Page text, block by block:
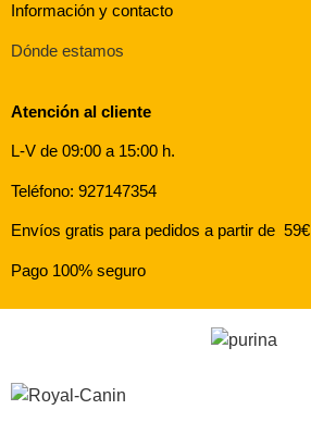
Información y contacto
Dónde estamos
Atención al cliente
L-V de 09:00 a 15:00 h.
Teléfono: 927147354
Envíos gratis para pedidos a partir de 59€
Pago 100% seguro